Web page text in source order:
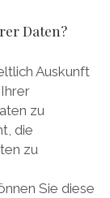
Daten?
Auskunft
zu
die
zu
Sie diese